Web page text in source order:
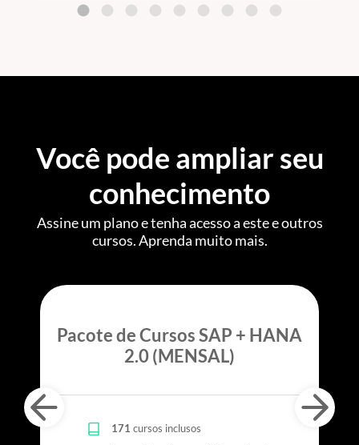
Você pode ampliar seu
conhecimento
Assine um plano e tenha acesso a este e outros
cursos. Aprenda muito mais.
Pacote de Cursos SAP + HANA
2.0 (MENSAL)
171 cursos inclusos